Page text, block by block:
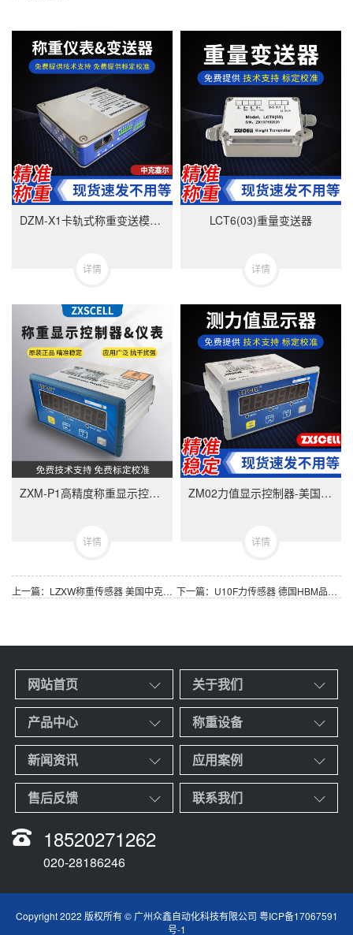
DZM-X1卡轨式称重变送模块-美国中克塞尔品牌
详情
LCT6(03)重量变送器
详情
ZXM-P1高精度称重显示控制器-ZXMP1美国中克塞尔品牌称重仪表
详情
ZM02力值显示控制器-美国中克塞尔品牌称重仪表
详情
上一篇：LZXW称重传感器 美国中克塞尔品牌 量程可选8kg至300kg 下一篇：U10F力传感器 德国HBM品牌 用于静态和动态测量 量程50KN至1.25MN
网站首页 关于我们
产品中心 称重设备
新闻资讯 应用案例
售后反馈 联系我们
18520271262
020-28186246
Copyright 2022 版权所有 © 广州众鑫自动化科技有限公司 粤ICP备17067591
号-1